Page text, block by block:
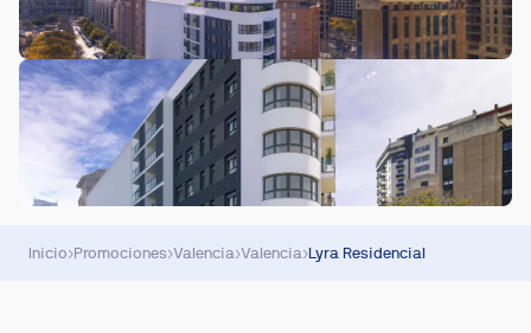
Inicio›Promociones›Valencia›Valencia›Lyra Residencial